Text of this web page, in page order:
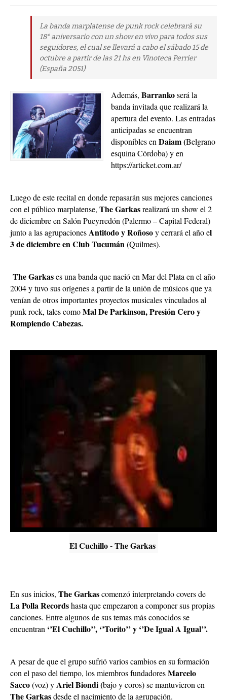
La banda marplatense de punk rock celebrará su
18° aniversario con un show en vivo para todos sus
seguidores, el cual se llevará a cabo el sábado 15 de
octubre a partir de las 21 hs en Vinoteca Perrier
(España 2051)
Además, Barrankoserá la
banda invitada que realizará la
apertura del evento. Las entradas
anticipadas se encuentran
disponibles en Daiam (Belgrano
esquina Córdoba) y en
https://articket.com.ar/
Luego de este recital en donde repasarán sus mejores canciones
con el público marplatense, The Garkasrealizará un show el 2
de diciembre en Salón Pueyrredón (Palermo – Capital Federal)
junto a las agrupacionesAntitodo y Roñosoy cerrará el año el
3 de diciembre en Club Tucumán(Quilmes).
The Garkases una banda que nació en Mar del Plata en el año
2004 y tuvo sus orígenes a partir de la unión de músicos que ya
venían de otros importantes proyectos musicales vinculados al
punk rock, tales comoMal De Parkinson, Presión Cero y
Rompiendo Cabezas.
El Cuchillo - The Garkas
En sus inicios, The Garkascomenzó interpretando covers de
La Polla Recordshasta que empezaron a componer sus propias
canciones. Entre algunos de sus temas más conocidos se
encuentran ‘’El Cuchillo’’, ‘’Torito’’ y ‘’De Igual A Igual’’.
A pesar de que el grupo sufrió varios cambios en su formación
con el paso del tiempo, los miembros fundadoresMarcelo
Sacco(voz) yAriel Biondi (bajo y coros) se mantuvieron en
The Garkasdesde el nacimiento de la agrupación.